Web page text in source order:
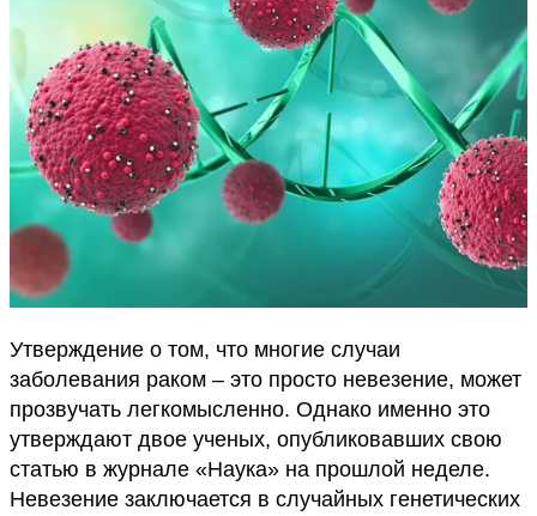
Утверждение о том, что многие случаи
заболевания раком – это просто невезение, может
прозвучать легкомысленно. Однако именно это
утверждают двое ученых, опубликовавших свою
статью в журнале «Наука» на прошлой неделе.
Невезение заключается в случайных генетических